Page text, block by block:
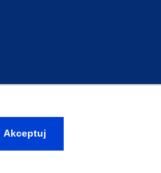
Akceptuj